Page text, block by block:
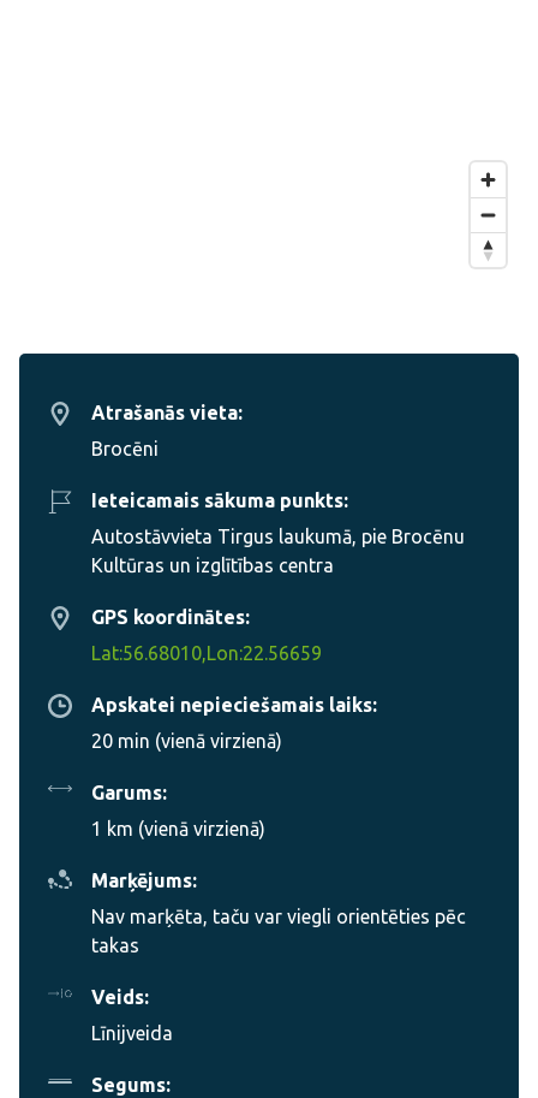
Atrašanās vieta:
Brocēni
Ieteicamais sākuma punkts:
Autostāvvieta Tirgus laukumā, pie Brocēnu
Kultūras un izglītības centra
GPS koordinātes:
Lat:56.68010,Lon:22.56659
Apskatei nepieciešamais laiks:
20 min (vienā virzienā)
Garums:
1 km (vienā virzienā)
Marķējums:
Nav marķēta, taču var viegli orientēties pēc
takas
Veids:
Līnijveida
Segums: